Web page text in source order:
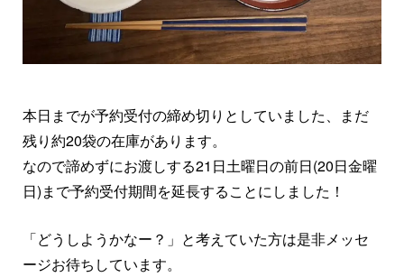
本日までが予約受付の締め切りとしていました、まだ
残り約20袋の在庫があります。
なので諦めずにお渡しする21日土曜日の前日(20日金曜
日)まで予約受付期間を延長することにしました！
「どうしようかなー？」と考えていた方は是非メッセ
ージお待ちしています。